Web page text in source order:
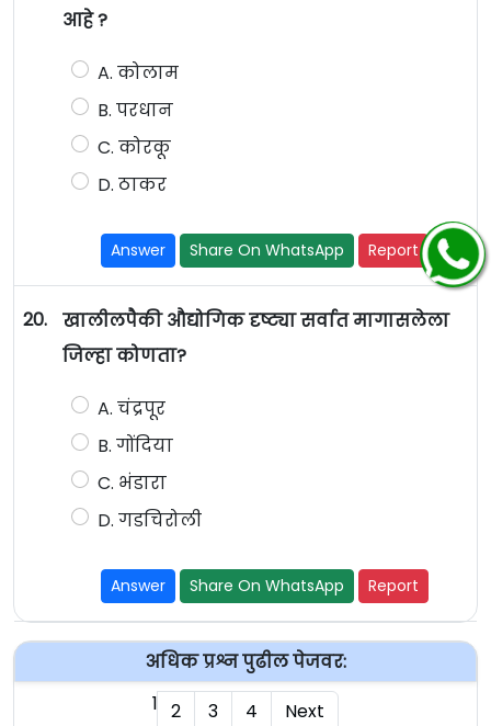
आहे ?
A. कोलाम
B. परधान
C. कोरकू
D. ठाकर
Answer Share On WhatsApp Report
20.
खालीलपैकी औद्योगिक दृष्ट्या सर्वात मागासलेला
जिल्हा कोणता?
A. चंद्रपूर
B. गोंदिया
C. भंडारा
D. गडचिरोली
Answer Share On WhatsApp Report
अधिक प्रश्न पुढील पेजवर:
1 2 3 4 Next